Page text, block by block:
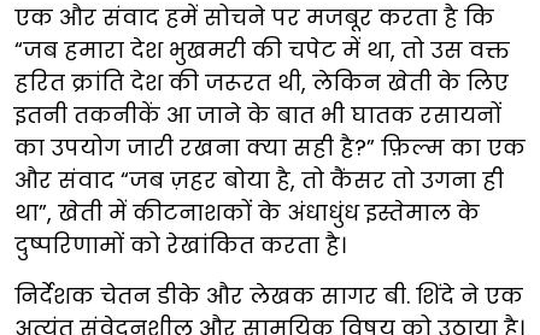
एक और संवाद हमें सोचने पर मजबूर करता है कि
“जब हमारा देश भुखमरी की चपेट में था, तो उस वक्त
हरित क्रांति देश की जरूरत थी, लेकिन खेती के लिए
इतनी तकनीकें आ जाने के बात भी घातक रसायनों
का उपयोग जारी रखना क्या सही है?” फ़िल्म का एक
और संवाद “जब ज़हर बोया है, तो कैंसर तो उगना ही
था”, खेती में कीटनाशकों के अंधाधुंध इस्तेमाल के
दुष्परिणामों को रेखांकित करता है।
निर्देशक चेतन डीके और लेखक सागर बी. शिंदे ने एक
अत्यंत संवेदनशील और सामयिक विषय को उठाया है।